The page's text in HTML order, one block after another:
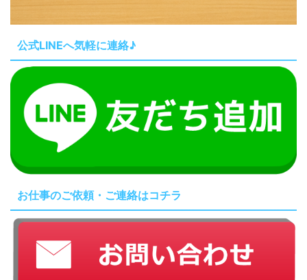
公式LINEへ気軽に連絡♪
お仕事のご依頼・ご連絡はコチラ